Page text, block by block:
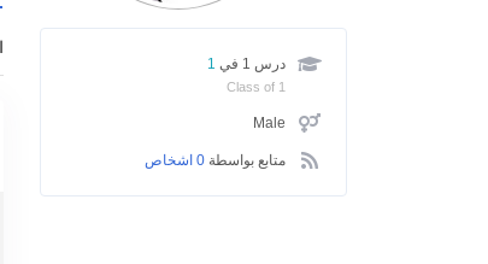
درس 1 في 1
Class of 1
Male
متابع بواسطة 0 اشخاص